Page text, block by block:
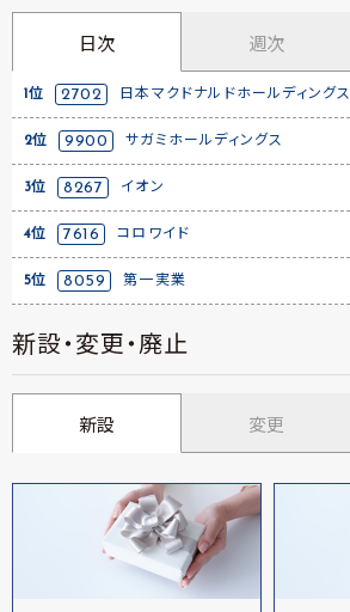
日次 週次
1位 2702 日本マクドナルドホールディングス
2位 9900 サガミホールディングス
3位 8267 イオン
4位 7616 コロワイド
5位 8059 第一実業
新設・変更・廃止
新設 変更